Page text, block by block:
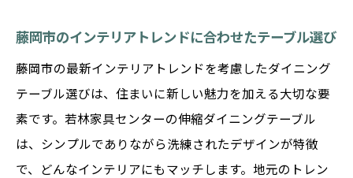
ライフスタイルに合わせたサイズ調整のコ
藤岡市の住宅事情を考慮したテーブル選び
多機能ダイニングテーブルで暮らしを豊か
に
若林家具センターが提案するダイニングテーブ
藤岡市のインテリアトレンドに合わせたテーブル選び
藤岡市の最新インテリアトレンドを考慮したダイニング
テーブル選びは、住まいに新しい魅力を加える大切な要
素です。若林家具センターの伸縮ダイニングテーブル
は、シンプルでありながら洗練されたデザインが特徴
で、どんなインテリアにもマッチします。地元のトレン